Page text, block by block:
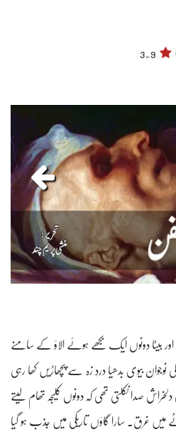
3.9
بیٹا دونوں ایک بجھے ہوئے الاؤ کے سامنے
نوجوان بیوی بدھیا دردِ زہ سے پچھاڑیں کھا رہی
صدا نکلتی تھی کہ دونوں کلیجہ تھام لیتے
میں غرق۔ سارا گاؤں تاریکی میں جذب ہو گیا